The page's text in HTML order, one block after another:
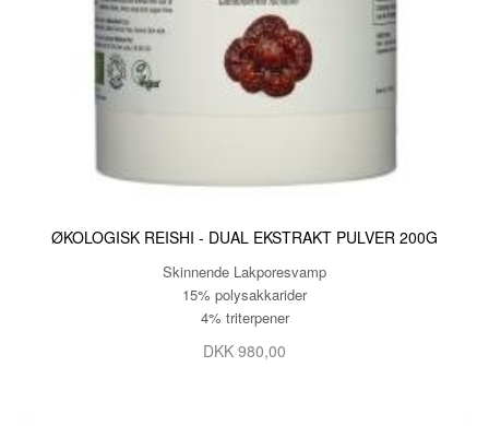
ØKOLOGISK REISHI - DUAL EKSTRAKT PULVER 200G
Skinnende Lakporesvamp
15% polysakkarider
4% triterpener
DKK 980,00